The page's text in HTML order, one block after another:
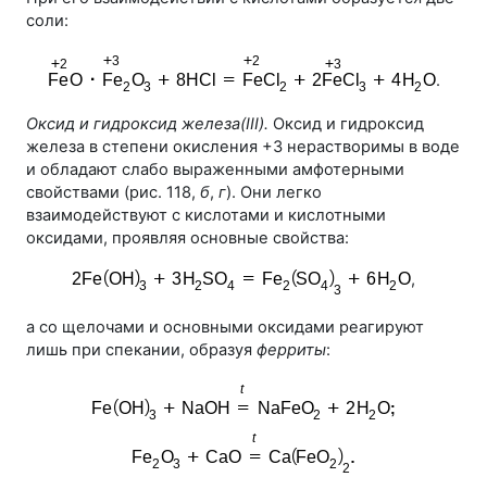
соли:
.
Оксид и гидроксид железа(III). Оксид и гидроксид
железа в степени окисления +3 нерастворимы в воде
и обладают слабо выраженными амфотерными
свойствами (рис. 118, б, г). Они легко
взаимодействуют с кислотами и кислотными
оксидами, проявляя основные свойства:
,
а со щелочами и основными оксидами реагируют
лишь при спекании, образуя ферриты: